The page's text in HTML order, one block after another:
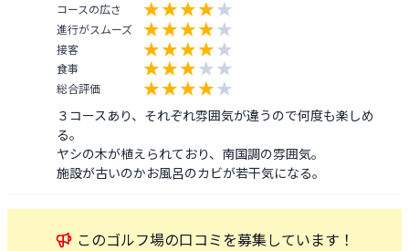
コースの広さ
進行がスムーズ
接客
食事
総合評価
３コースあり、それぞれ雰囲気が違うので何度も楽しめ
る。
ヤシの木が植えられており、南国調の雰囲気。
施設が古いのかお風呂のカビが若干気になる。
このゴルフ場の口コミを募集しています！